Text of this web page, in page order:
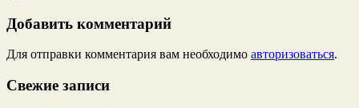
Добавить комментарий
Для отправки комментария вам необходимо авторизоваться.
Свежие записи